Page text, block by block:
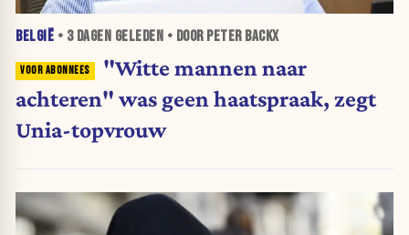
BELGIË • 3 DAGEN GELEDEN • DOOR PETER BACKX
"Witte mannen naar
achteren" was geen haatspraak, zegt
Unia-topvrouw